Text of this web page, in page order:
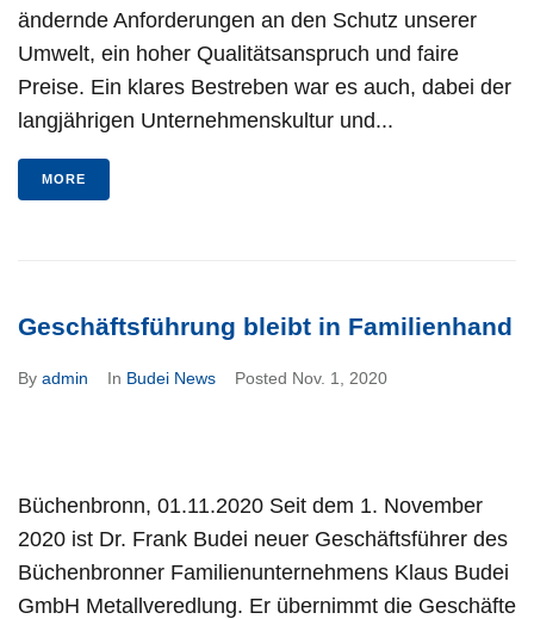
ändernde Anforderungen an den Schutz unserer
Umwelt, ein hoher Qualitätsanspruch und faire
Preise. Ein klares Bestreben war es auch, dabei der
langjährigen Unternehmenskultur und...
MORE
Geschäftsführung bleibt in Familienhand
By admin In Budei News Posted Nov. 1, 2020
Büchenbronn, 01.11.2020 Seit dem 1. November
2020 ist Dr. Frank Budei neuer Geschäftsführer des
Büchenbronner Familienunternehmens Klaus Budei
GmbH Metallveredlung. Er übernimmt die Geschäfte